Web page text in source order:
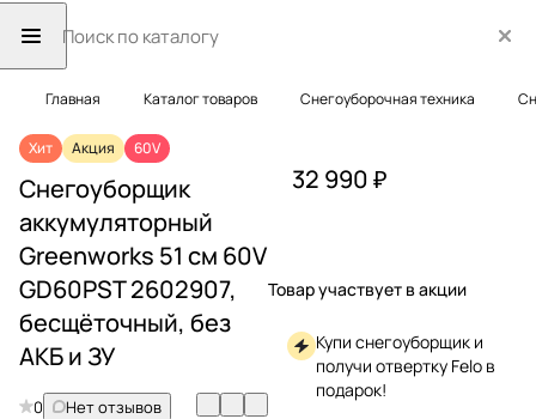
Главная Каталог товаров Снегоуборочная техника
Хит Акция 60V
Снегоуборщик
аккумуляторный
Greenworks 51 см 60V
GD60PST 2602907,
бесщёточный, без
АКБ и ЗУ
0
Нет отзывов
32 990 ₽
Товар участвует в акции
Купи снегоуборщик и
получи отвертку Felo в
подарок!